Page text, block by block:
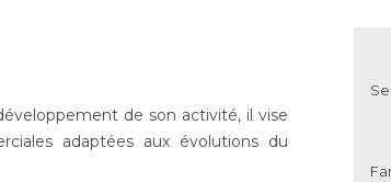
de son activité, il vise
adaptées aux évolutions du